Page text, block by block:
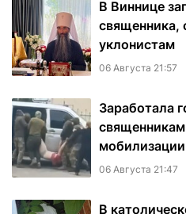
В Виннице
священника,
уклонистам
06 Августа 21:57
Заработала
мобилизации
06 Августа 21:47
В